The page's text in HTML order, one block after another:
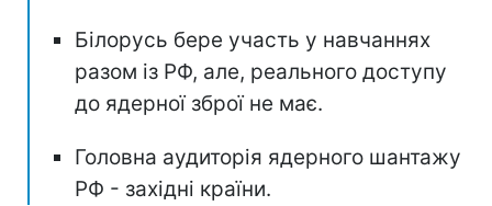
Білорусь бере участь у навчаннях
разом із РФ, але, реального доступу
до ядерної зброї не має.
Головна аудиторія ядерного шантажу
РФ - західні країни.